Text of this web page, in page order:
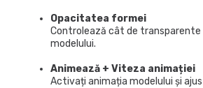
Opacitatea formei
Controlează cât de
modelului.
Animează + Viteza animației
Activați animația modelului și